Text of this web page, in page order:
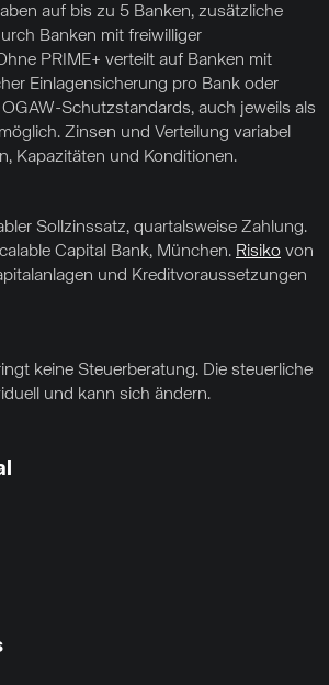
auf bis zu 5 Banken, zusätzliche
Banken mit freiwilliger
PRIME+ verteilt auf Banken mit
Einlagensicherung pro Bank oder
Schutzstandards, auch jeweils als
Zinsen und Verteilung variabel
Kapazitäten und Konditionen.
Sollzinssatz, quartalsweise Zahlung.
Capital Bank, München. Risiko von
und Kreditvoraussetzungen
keine Steuerberatung. Die steuerliche
und kann sich ändern.